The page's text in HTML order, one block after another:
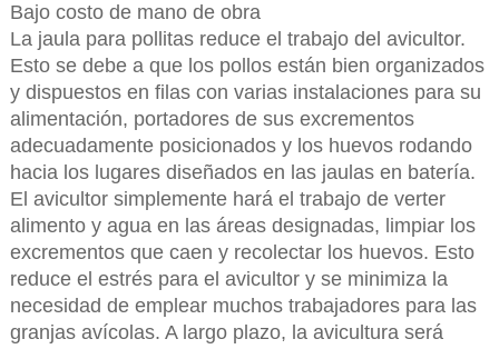
Bajo costo de mano de obra
La jaula para pollitas reduce el trabajo del avicultor.
Esto se debe a que los pollos están bien organizados
y dispuestos en filas con varias instalaciones para su
alimentación, portadores de sus excrementos
adecuadamente posicionados y los huevos rodando
hacia los lugares diseñados en las jaulas en batería.
El avicultor simplemente hará el trabajo de verter
alimento y agua en las áreas designadas, limpiar los
excrementos que caen y recolectar los huevos. Esto
reduce el estrés para el avicultor y se minimiza la
necesidad de emplear muchos trabajadores para las
granjas avícolas. A largo plazo, la avicultura será